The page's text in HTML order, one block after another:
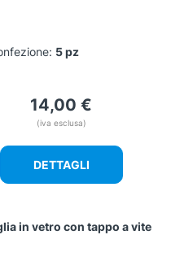
5 pz
14,00€
(iva esclusa)
DETTAGLI
in vetro con tappo a vite